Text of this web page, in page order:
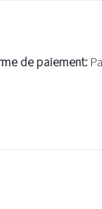
de paiement: